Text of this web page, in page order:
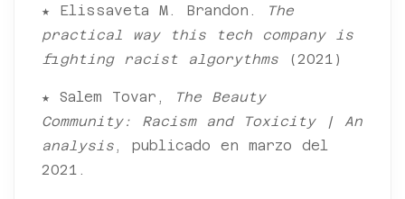
★ Elissaveta M. Brandon.
The
practical way this tech company is
fighting racist algorythms (2021)
★ Salem Tovar,
The Beauty
Community: Racism and Toxicity | An
analysis , publicado en marzo del
2021.